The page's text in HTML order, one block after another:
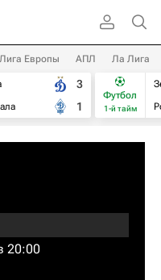
Лига Европы АПЛ Ла Лига
3
1
Футбол
1-й тайм
20:00